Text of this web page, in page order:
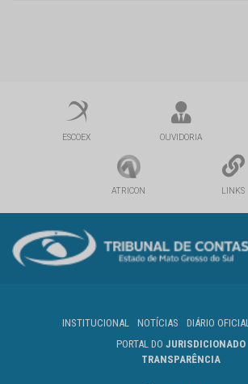
ESCOEX OUVIDORIA
ATRICON LINKS
INSTITUCIONAL NOTÍCIAS DIÁRIO OFICIAL
PORTAL DO JURISDICIONADO
TRANSPARÊNCIA